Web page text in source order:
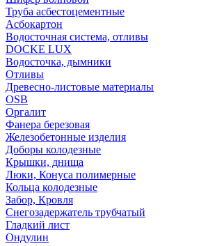
Труба асбестоцементные
Асбокартон
Водосточная система, отливы
DOCKE LUX
Водосточка, дымники
Отливы
Древесно-листовые материалы
OSB
Оргалит
Фанера березовая
Железобетонные изделия
Доборы колодезные
Крышки, днища
Люки, Конуса полимерные
Кольца колодезные
Забор, Кровля
Снегозадержатель трубчатый
Гладкий лист
Ондулин